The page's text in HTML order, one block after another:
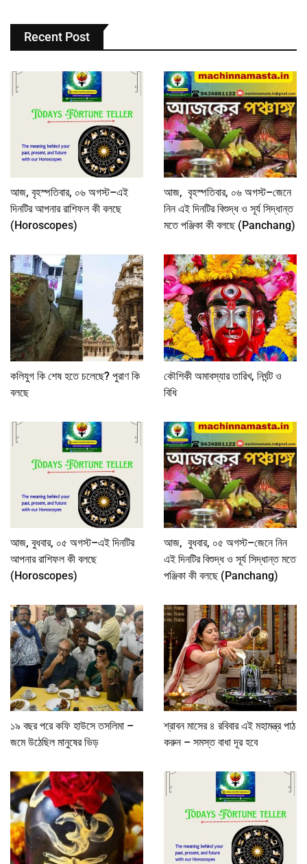
Recent Post
আজ, বৃহস্পতিবার, ০৬ অগস্ট–এই
দিনটির আপনার রাশিফল কী বলছে
(Horoscopes)
আজ, বৃহস্পতিবার, ০৬ অগস্ট–জেনে
নিন এই দিনটির বিশুদ্ধ ও সূর্য সিদ্ধান্ত
মতে পঞ্জিকা কী বলছে (Panchang)
কলিযুগ কি শেষ হতে চলেছে? পুরাণ কি
বলছে
কৌশিকী অমাবস্যার তারিখ, নির্ঘন্ট ও
বিধি
আজ, বুধবার, ০৫ অগস্ট–এই দিনটির
আপনার রাশিফল কী বলছে
(Horoscopes)
আজ, বুধবার, ০৫ অগস্ট–জেনে নিন
এই দিনটির বিশুদ্ধ ও সূর্য সিদ্ধান্ত মতে
পঞ্জিকা কী বলছে (Panchang)
১৯ বছর পরে কফি হাউসে তসলিমা –
জমে উঠেছিল মানুষের ভিড়
শ্রাবন মাসের ৪ রবিবার এই মহামন্ত্র পাঠ
করুন – সমস্ত বাধা দূর হবে